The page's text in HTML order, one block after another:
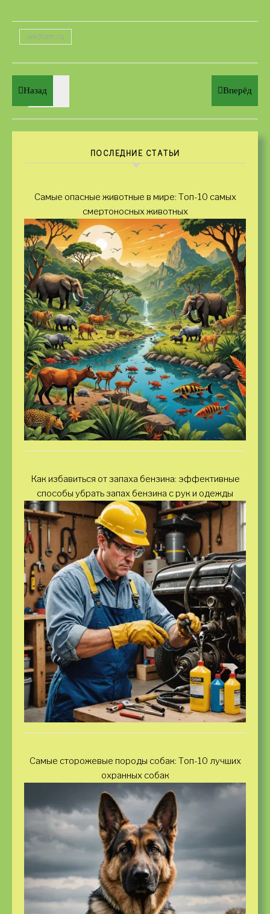
wildcam.ru
Назад Вперёд
ПОСЛЕДНИЕ СТАТЬИ
Самые опасные животные в мире: Топ-10 самых
смертоносных животных
Как избавиться от запаха бензина: эффективные
способы убрать запах бензина с рук и одежды
Самые сторожевые породы собак: Топ-10 лучших
охранных собак